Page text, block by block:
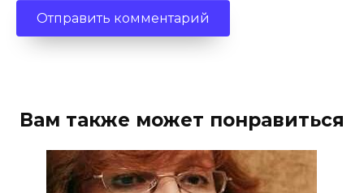
Вам также может понравиться